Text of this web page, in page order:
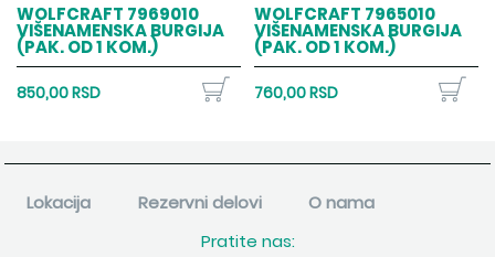
WOLFCRAFT 7969010
VIŠENAMENSKA BURGIJA
(PAK. OD 1 KOM.)
850,00 RSD
WOLFCRAFT 7965010
VIŠENAMENSKA BURGIJA
(PAK. OD 1 KOM.)
760,00 RSD
Lokacija Rezervni delovi
O nama
Pratite nas: